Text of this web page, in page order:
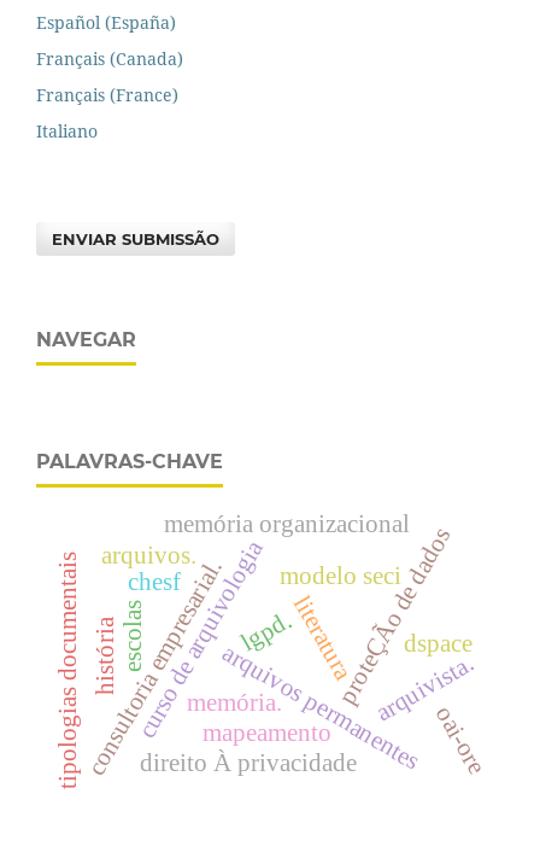
Español (España)
Français (Canada)
Français (France)
Italiano
ENVIAR SUBMISSÃO
NAVEGAR
PALAVRAS-CHAVE
curso de arquivologiaarquivos permanentes
proteÇÃo de dados
direito À privacidade
lgpd.
consultoria empresarial.
memória organizacional
mapeamento
literatura
arquivista.
memória.
escolas
modelo seci
tipologias documentais
arquivos.
chesf
história dspace
oai-ore